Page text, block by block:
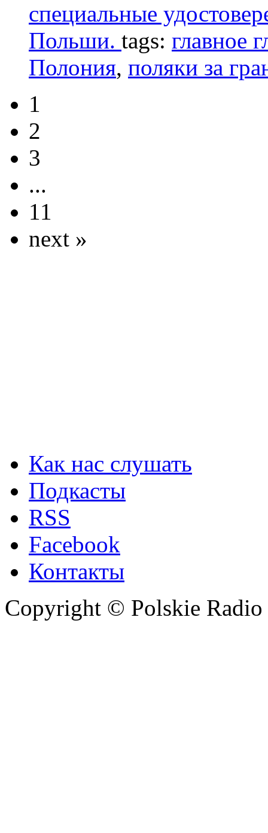
специальные
Польши. tags: главное
Полония, поляки за
1
2
3
...
11
next »
Как нас слушать
Подкасты
RSS
Facebook
Контакты
Copyright © Polskie